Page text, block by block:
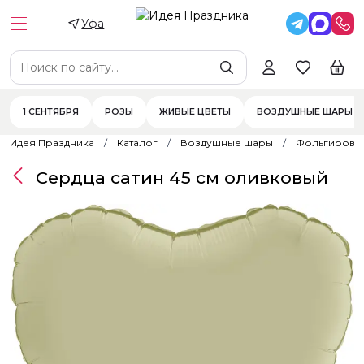
Уфа
1 СЕНТЯБРЯ РОЗЫ ЖИВЫЕ ЦВЕТЫ ВОЗДУШНЫЕ ШАРЫ
Идея Праздника Каталог Воздушные шары
Сердца сатин 45 см оливковый